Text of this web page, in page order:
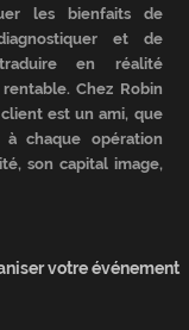
les bienfaits de
et de
en réalité
Chez Robin
est un ami, que
à chaque opération
son capital image,
votre événement